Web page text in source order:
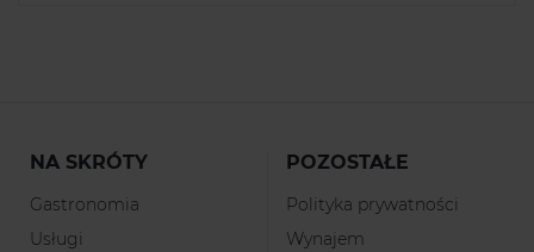
NA SKRÓTY
Gastronomia
Usługi
POZOSTAŁE
Polityka prywatności
Wynajem